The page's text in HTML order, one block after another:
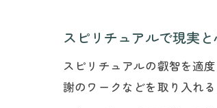
スピリチュアルで現実
スピリチュアルの叡智を適
謝のワークなどを取り入れ